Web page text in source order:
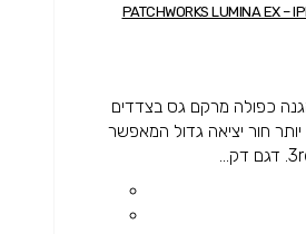
כפולה מרקם גס בצדדים
חור יציאה גדול המאפשר